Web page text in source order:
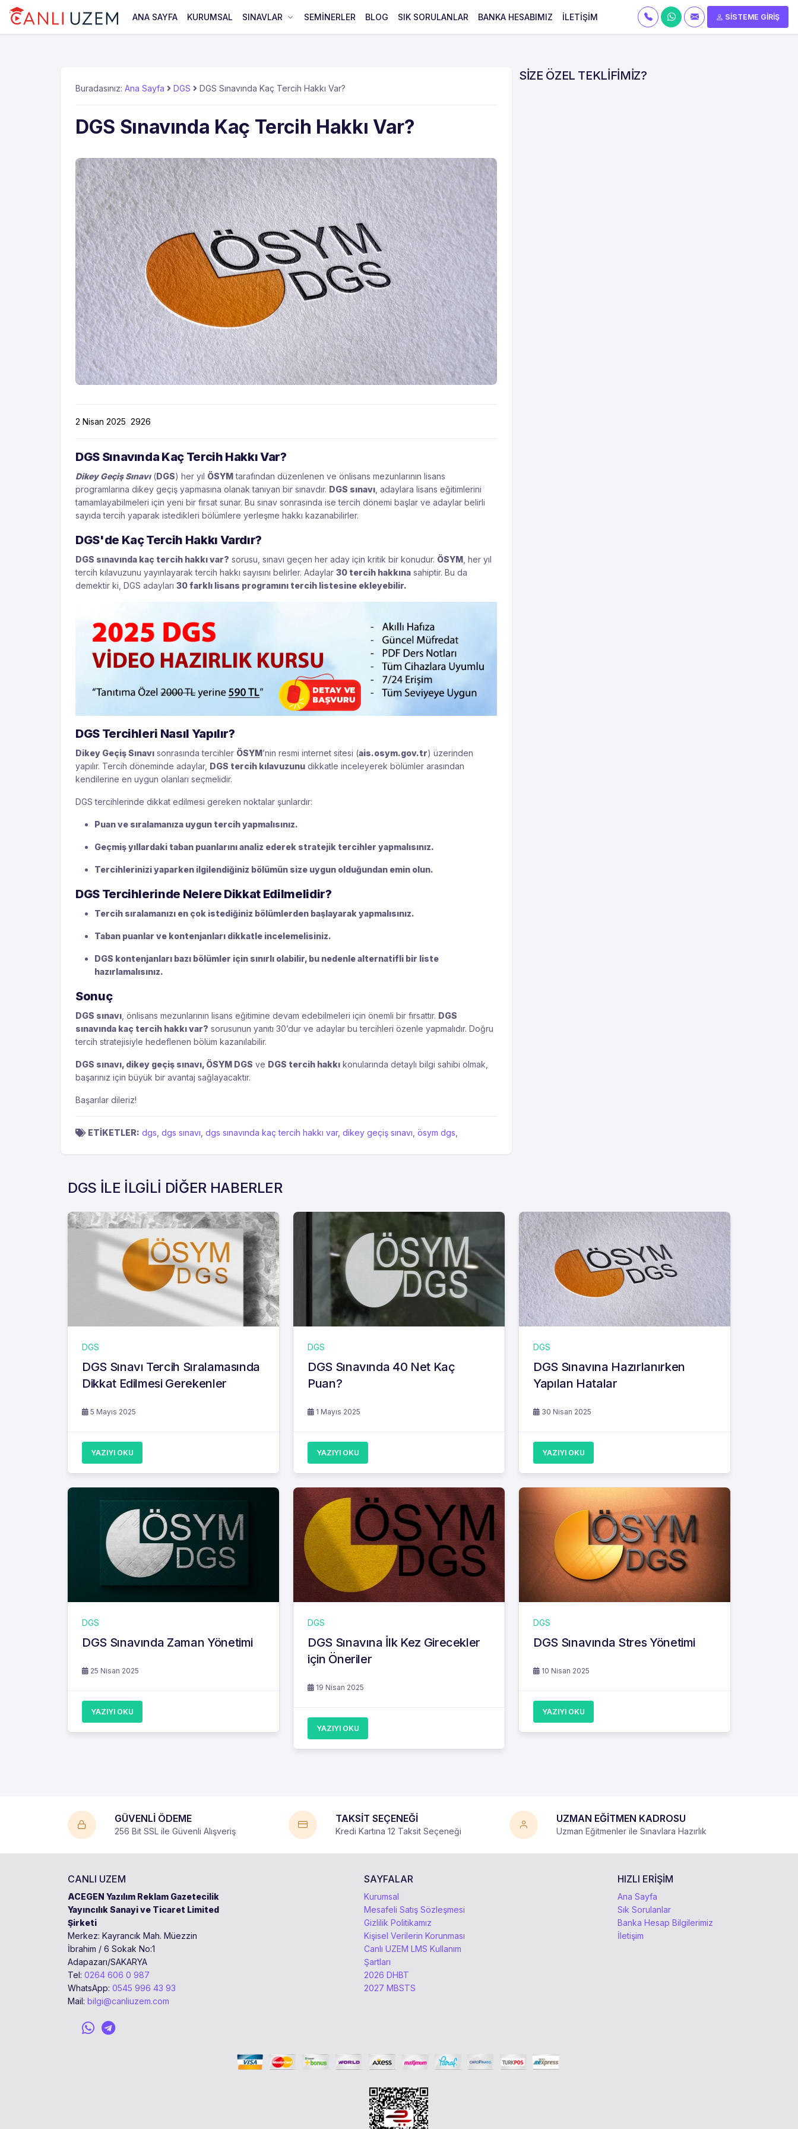
SİSTEME GİRİŞ
ANA SAYFA KURUMSAL SINAVLAR SEMİNERLER BLOG SIK SORULANLAR BANKA HESABIMIZ İLETİŞİM
Buradasınız: Ana Sayfa DGS DGS Sınavında Kaç Tercih Hakkı Var?
DGS Sınavında Kaç Tercih Hakkı Var?
2 Nisan 2025 2926
DGS Sınavında Kaç Tercih Hakkı Var?
Dikey Geçiş Sınavı(DGS) her yıl ÖSYMtarafından düzenlenen ve önlisans mezunlarının lisans
programlarına dikey geçiş yapmasına olanak tanıyan bir sınavdır. DGS sınavı , adaylara lisans eğitimlerini
tamamlayabilmeleri için yeni bir fırsat sunar. Bu sınav sonrasında ise tercih dönemi başlar ve adaylar belirli
sayıda tercih yaparak istedikleri bölümlere yerleşme hakkı kazanabilirler.
DGS'de Kaç Tercih Hakkı Vardır?
DGS sınavında kaç tercih hakkı var? sorusu, sınavı geçen her aday için kritik bir konudur. ÖSYM , her yıl
tercih kılavuzunu yayınlayarak tercih hakkı sayısını belirler. Adaylar 30 tercih hakkına sahiptir. Bu da
demektir ki, DGS adayları 30 farklı lisans programını tercih listesine ekleyebilir.
DGS Tercihleri Nasıl Yapılır?
Dikey Geçiş Sınavı sonrasında tercihler ÖSYM’nin resmi internet sitesi (ais.osym.gov.tr) üzerinden
yapılır. Tercih döneminde adaylar, DGS tercih kılavuzunu dikkatle inceleyerek bölümler arasından
kendilerine en uygun olanları seçmelidir.
DGS tercihlerinde dikkat edilmesi gereken noktalar şunlardır:
Puan ve sıralamanıza uygun tercih yapmalısınız.
Geçmiş yıllardaki taban puanlarını analiz ederek stratejik tercihler yapmalısınız.
Tercihlerinizi yaparken ilgilendiğiniz bölümün size uygun olduğundan emin olun.
DGS Tercihlerinde Nelere Dikkat Edilmelidir?
Tercih sıralamanızı en çok istediğiniz bölümlerden başlayarak yapmalısınız.
Taban puanlar ve kontenjanları dikkatle incelemelisiniz.
DGS kontenjanları bazı bölümler için sınırlı olabilir, bu nedenle alternatifli bir liste
hazırlamalısınız.
Sonuç
DGS sınavı , önlisans mezunlarının lisans eğitimine devam edebilmeleri için önemli bir fırsattır. DGS
sınavında kaç tercih hakkı var? sorusunun yanıtı 30’dur ve adaylar bu tercihleri özenle yapmalıdır. Doğru
tercih stratejisiyle hedeflenen bölüm kazanılabilir.
DGS sınavı, dikey geçiş sınavı, ÖSYM DGS ve DGS tercih hakkı konularında detaylı bilgi sahibi olmak,
başarınız için büyük bir avantaj sağlayacaktır.
Başarılar dileriz!
ETİKETLER: dgs dgs sınavı dgs sınavında kaç tercih hakkı var, dikey geçiş sınavı ösym dgs
SİZE ÖZEL TEKLİFİMİZ?
DGS İLE İLGİLİ DİĞER HABERLER
DGS
DGS Sınavı Tercih Sıralamasında
Dikkat Edilmesi Gerekenler
5 Mayıs 2025
YAZIYI OKU
DGS
DGS Sınavında 40 Net Kaç
Puan?
1 Mayıs 2025
YAZIYI OKU
DGS
DGS Sınavına Hazırlanırken
Yapılan Hatalar
30 Nisan 2025
YAZIYI OKU
DGS
DGS Sınavında Zaman Yönetimi
25 Nisan 2025
YAZIYI OKU
DGS
DGS Sınavına İlk Kez Girecekler
için Öneriler
19 Nisan 2025
YAZIYI OKU
DGS
DGS Sınavında Stres Yönetimi
10 Nisan 2025
YAZIYI OKU
GÜVENLİ ÖDEME
256 Bit SSL ile Güvenli Alışveriş
TAKSİT SEÇENEĞİ
Kredi Kartına 12 Taksit Seçeneği
UZMAN EĞİTMEN KADROSU
Uzman Eğitmenler ile Sınavlara Hazırlık
CANLI UZEM
ACEGEN Yazılım Reklam Gazetecilik
Yayıncılık Sanayi ve Ticaret Limited
Şirketi
Merkez: Kayrancık Mah. Müezzin
İbrahim / 6 Sokak No:1
Adapazarı/SAKARYA
Tel: 0264 606 0 987
WhatsApp: 0545 996 43 93
Mail: bilgi@canliuzem.com
SAYFALAR
Kurumsal
Mesafeli Satış Sözleşmesi
Gizlilik Politikamız
Kişisel Verilerin Korunması
Canlı UZEM LMS Kullanım
Şartları
2026 DHBT
2027 MBSTS
HIZLI ERİŞİM
Ana Sayfa
Sık Sorulanlar
Banka Hesap Bilgilerimiz
İletişim